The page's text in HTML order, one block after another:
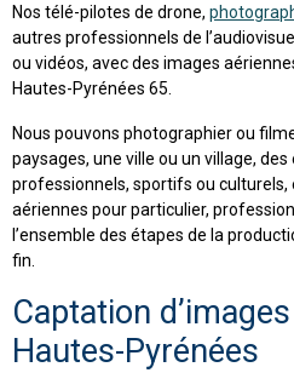
Nos télé-pilotes de drone,
autres professionnels de
ou vidéos, avec des images
Hautes-Pyrénées 65.
Nous pouvons photographier ou
paysages, une ville ou un village,
professionnels, sportifs ou culturels,
aériennes pour particulier,
l’ensemble des étapes de la
fin.
Captation
Hautes-Pyrénées